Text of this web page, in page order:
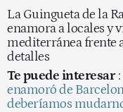
La Guingueta de la
enamora a locales y
mediterránea frente
detalles
Te puede interesar :
enamoró de
deberíamos